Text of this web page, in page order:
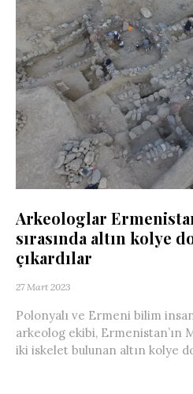
Arkeologlar
sırasında altın kolye
çıkardılar
27 Mart 2023
Polonyalı ve Ermeni bilim
arkeolog ekibi, Ermenistan’ın
iki iskelet bulunan altın kolye